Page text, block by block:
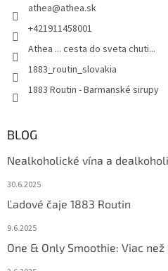
athea@athea.sk
+421911458001
Athea ... cesta do sveta chuti...
1883_routin_slovakia
1883 Routin - Barmanské sirupy
BLOG
Nealkoholické vína a
30.6.2025
Ľadové čaje 1883 Routin
9.6.2025
One & Only Smoothie: Viac